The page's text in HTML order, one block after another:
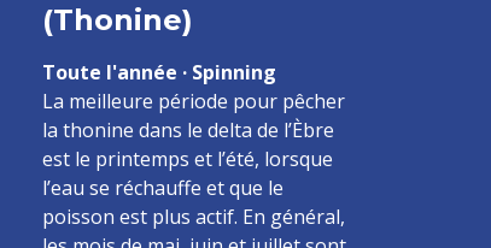
(Thonine)
Toute l'année · Spinning
La meilleure période pour pêcher
la thonine dans le delta de l’Èbre
est le printemps et l’été, lorsque
l’eau se réchauffe et que le
poisson est plus actif. En général,